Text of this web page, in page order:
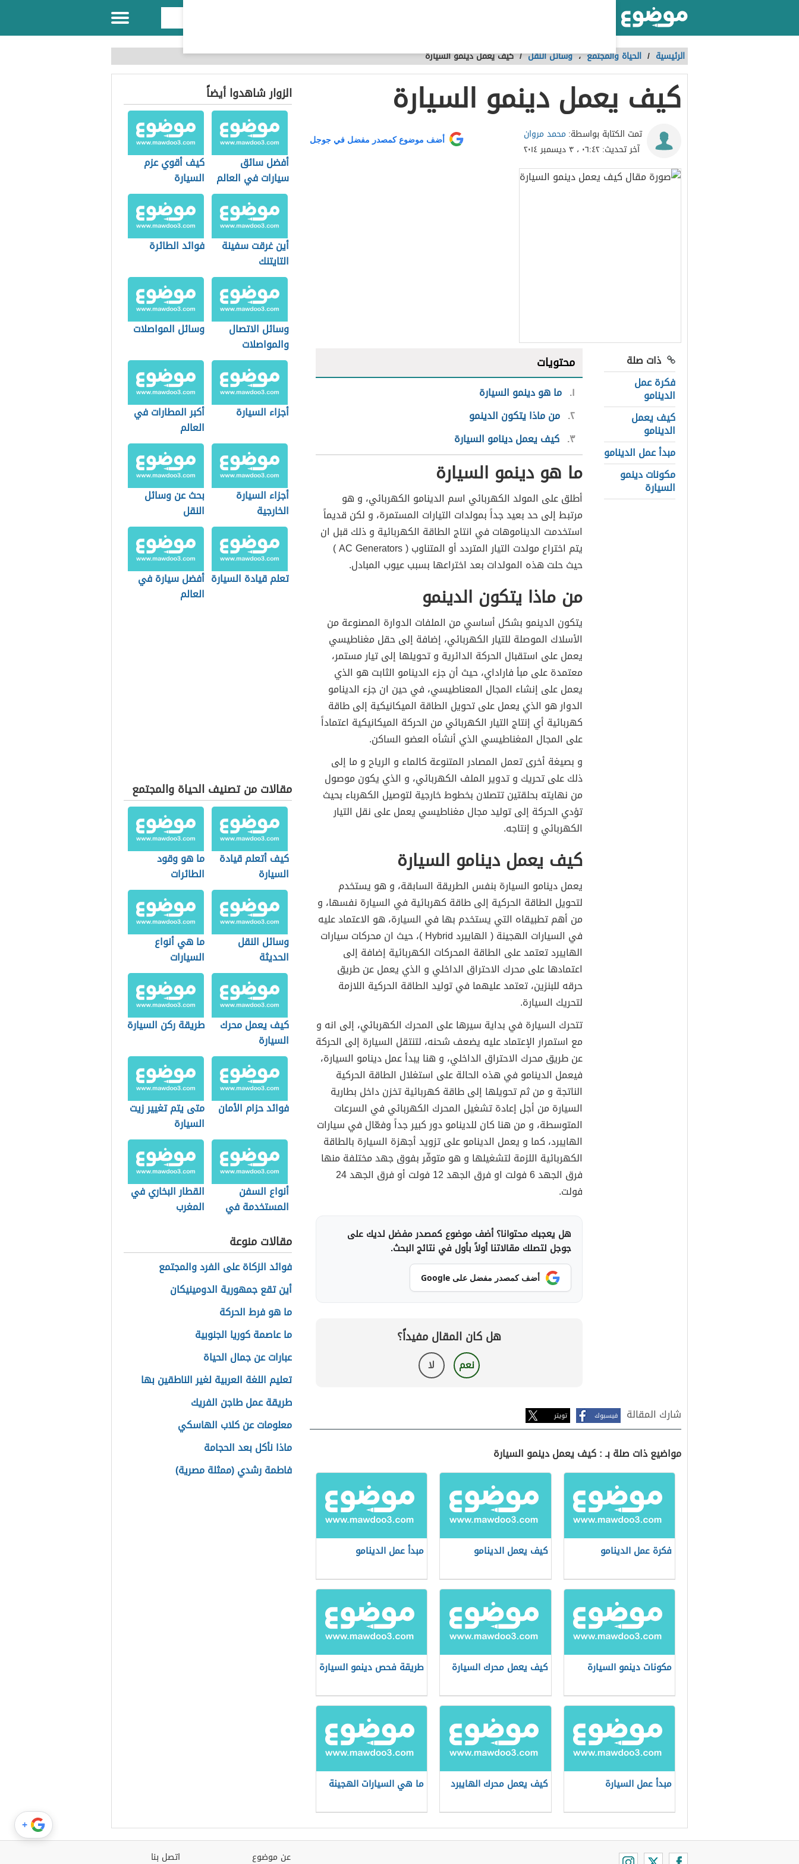
الرئيسية / الحياة والمجتمع،وسائل النقل /كيف يعمل دينمو السيارة
كيف يعمل دينمو السيارة
تمت الكتابة بواسطة: محمد مروان
آخر تحديث:٠٦:٤٢ ، ٣ ديسمبر ٢٠١٤
أضف موضوع كمصدر مفضل في جوجل
ذات صلة
فكرة عمل
الدينامو
كيف يعمل
الدينامو
مبدأ عمل الدينامو
مكونات دينمو
السيارة
محتويات
١ ما هو دينمو السيارة
٢ من ماذا يتكون الدينمو
٣ كيف يعمل دينامو السيارة
ما هو دينمو السيارة
أطلق على المولد الكهربائي اسم الدينامو الكهربائي، و هو
مرتبط إلى حد بعيد جداً بمولدات التيارات المستمرة، و لكن قديماً
استخدمت الديناموهات في انتاج الطاقة الكهربائية و ذلك قبل ان
يتم اختراع مولدت التيار المتردد أو المتناوب ( AC Generators )
حيث حلت هذه المولدات بعد اختراعها بسبب عيوب المبادل.
من ماذا يتكون الدينمو
يتكون الدينمو بشكل أساسي من الملفات الدوارة المصنوعة من
الأسلاك الموصلة للتيار الكهربائي، إضافة إلى حقل مغناطيسي
يعمل على استقبال الحركة الدائرية و تحويلها إلى تيار مستمر،
معتمدة على مبأ فاراداي، حيث أن جزء الدينامو الثابت هو الذي
يعمل على إنشاء المجال المعناطيسي، في حين ان جزء الدينامو
الدوار هو الذي يعمل على تحويل الطاقة الميكانيكية إلى طاقة
كهربائية أي إنتاج التيار الكهربائي من الحركة الميكانيكية اعتماداً
على المجال المغناطيسي الذي أنشأه العضو الساكن.
و بصيغة أخرى تعمل المصادر المتنوعة كالماء و الرياح و ما إلى
ذلك على تحريك و تدوير الملف الكهربائي، و الذي يكون موصول
من نهايته بحلقتين تتصلان بخطوط خارجية لتوصيل الكهرباء بحيث
تؤدي الحركة إلى توليد مجال مغناطيسي يعمل على نقل التيار
الكهربائي و إنتاجه.
كيف يعمل دينامو السيارة
يعمل دينامو السيارة بنفس الطريقة السابقة، و هو يستخدم
لتحويل الطاقة الحركية إلى طاقة كهربائية في السيارة نفسها، و
من أهم تطبيقاه التي يستخدم بها في السيارة، هو الاعتماد عليه
في السيارات الهجينة ( الهايبرد Hybrid )، حيث ان محركات سيارات
الهايبرد تعتمد على الطاقة المحركات الكهربائية إضافة إلى
اعتمادها على محرك الاحتراق الداخلي و الذي يعمل عن طريق
حرقه للبنزين، تعتمد عليهما في توليد الطاقة الحركية اللازمة
لتحريك السيارة.
تتحرك السيارة في بداية سيرها على المحرك الكهربائي، إلى انه و
مع استمرار الإعتماد عليه يضعف شحنه، لتنتقل السيارة إلى الحركة
عن طريق محرك الاحتراق الداخلي، و هنا يبدأ عمل دينامو السيارة،
فيعمل الدينامو في هذه الحالة على استغلال الطاقة الحركية
الناتجة و من ثم تحويلها إلى طاقة كهربائية تخزن داخل بطارية
السيارة من أجل إعادة تشغيل المحرك الكهربائي في السرعات
المتوسطة، و من هنا كان للدينامو دور كبير جداً وفعّال في سيارات
الهايبرد، كما و يعمل الدينامو على تزويد أجهزة السيارة بالطاقة
الكهربائية اللزمة لتشغيلها و هو متوفّر بفوق جهد مختلفة منها
فرق الجهد 6 فولت او فرق الجهد 12 فولت أو فرق الجهد 24
فولت.
هل يعجبك محتوانا؟ أضف موضوع كمصدر مفضل لديك على
جوجل لتصلك مقالاتنا أولاً بأول في نتائج البحث.
أضف كمصدر مفضل على Google
هل كان المقال مفيداً؟
نعم لا
شارك المقالة فيسبوك تويتر
مواضيع ذات صلة بـ : كيف يعمل دينمو السيارة
فكرة عمل الدينامو كيف يعمل الدينامو مبدأ عمل الدينامو
مكونات دينمو السيارة كيف يعمل محرك السيارة طريقة فحص دينمو السيارة
مبدأ عمل السيارة كيف يعمل محرك الهايبرد ما هي السيارات الهجينة
الزوار شاهدوا أيضاً
أفضل سائق
سيارات في العالم
كيف أقوي عزم
السيارة
أين غرقت سفينة
التايتنك
فوائد الطائرة
وسائل الاتصال
والمواصلات
وسائل المواصلات
أجزاء السيارة
أكبر المطارات في
العالم
أجزاء السيارة
الخارجية
بحث عن وسائل
النقل
تعلم قيادة السيارة أفضل سيارة في
العالم
مقالات من تصنيف الحياة والمجتمع
كيف أتعلم قيادة
السيارة
ما هو وقود
الطائرات
وسائل النقل
الحديثة
ما هي أنواع
السيارات
كيف يعمل محرك
السيارة
طريقة ركن السيارة
فوائد حزام الأمان
متى يتم تغيير زيت
السيارة
أنواع السفن
المستخدمة في
اللؤلؤ
القطار البخاري في
المغرب
مقالات منوعة
فوائد الزكاة على الفرد والمجتمع
أين تقع جمهورية الدومينيكان
ما هو فرط الحركة
ما عاصمة كوريا الجنوبية
عبارات عن جمال الحياة
تعليم اللغة العربية لغير الناطقين بها
طريقة عمل طاجن الفريك
معلومات عن كلاب الهاسكي
ماذا نأكل بعد الحجامة
فاطمة رشدي (ممثلة مصرية)
اتصل بنا عن موضوع
+